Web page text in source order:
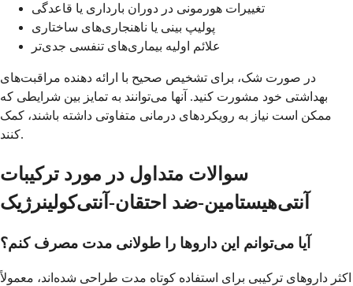
تغییرات هورمونی در دوران بارداری یا قاعدگی
پولیپ بینی یا ناهنجاری‌های ساختاری
علائم اولیه بیماری‌های تنفسی جدی‌تر
در صورت شک، برای تشخیص صحیح با ارائه دهنده مراقبت‌های
بهداشتی خود مشورت کنید. آنها می‌توانند به تمایز بین شرایطی که
ممکن است نیاز به رویکردهای درمانی متفاوتی داشته باشند، کمک
کنند.
سوالات متداول در مورد ترکیبات
آنتی‌هیستامین-ضد احتقان-آنتی‌کولینرژیک
آیا می‌توانم این داروها را طولانی مدت مصرف کنم؟
اکثر داروهای ترکیبی برای استفاده کوتاه مدت طراحی شده‌اند، معمولاً